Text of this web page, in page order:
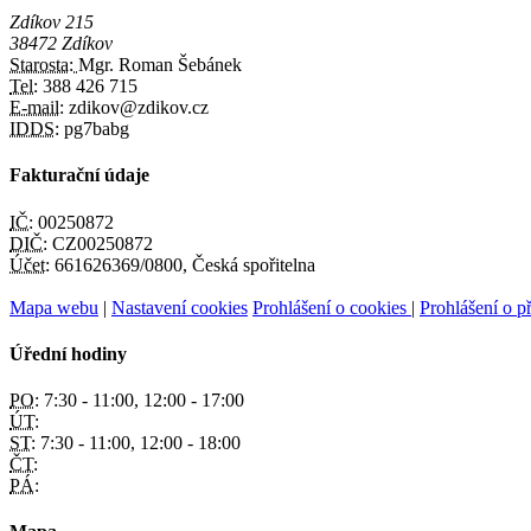
Zdíkov 215
38472 Zdíkov
Starosta: Mgr. Roman Šebánek
Tel: 388 426 715
E-mail: zdikov@zdikov.cz
IDDS: pg7babg
Fakturační údaje
IČ: 00250872
DIČ: CZ00250872
Účet: 661626369/0800, Česká spořitelna
Mapa webu | Nastavení cookies Prohlášení o cookies | Prohlášení o
Úřední hodiny
PO: 7:30 - 11:00, 12:00 - 17:00
ÚT:
ST: 7:30 - 11:00, 12:00 - 18:00
ČT:
PÁ: